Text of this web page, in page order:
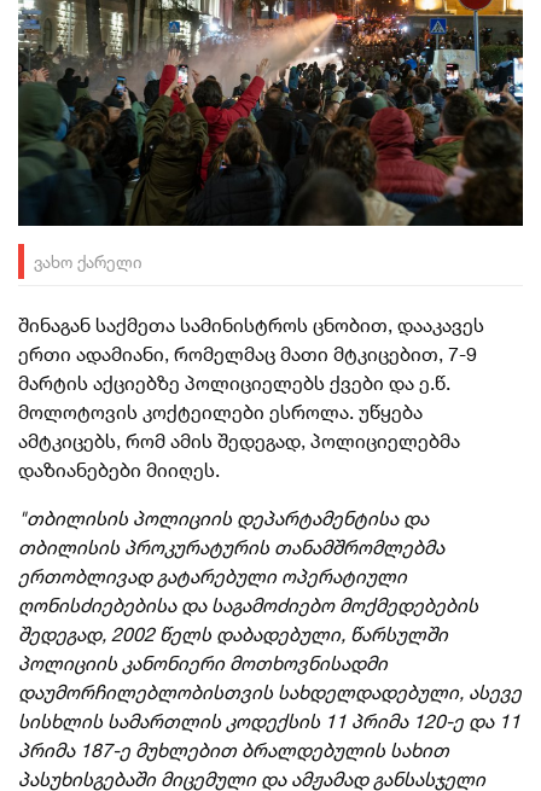
ვახო ქარელი
შინაგან საქმეთა სამინისტროს ცნობით, დააკავეს
ერთი ადამიანი, რომელმაც მათი მტკიცებით, 7-9
მარტის აქციებზე პოლიციელებს ქვები და ე.წ.
მოლოტოვის კოქტეილები ესროლა. უწყება
ამტკიცებს, რომ ამის შედეგად, პოლიციელებმა
დაზიანებები მიიღეს.
"თბილისის პოლიციის დეპარტამენტისა და
თბილისის პროკურატურის თანამშრომლებმა
ერთობლივად გატარებული ოპერატიული
ღონისძიებებისა და საგამოძიებო მოქმედებების
შედეგად, 2002 წელს დაბადებული, წარსულში
პოლიციის კანონიერი მოთხოვნისადმი
დაუმორჩილებლობისთვის სახდელდადებული, ასევე
სისხლის სამართლის კოდექსის 11 პრიმა 120-ე და 11
პრიმა 187-ე მუხლებით ბრალდებულის სახით
პასუხისგებაში მიცემული და ამჟამად განსასჯელი